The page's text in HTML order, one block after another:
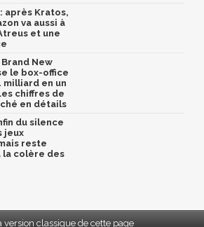
après Kratos,
va aussi à
et une
New
le box-office
milliard en un
chiffres de
en détails
du silence
jeux
reste
la colère des
version classique de cette page